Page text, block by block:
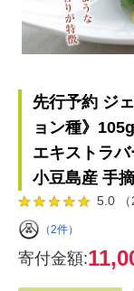
先行予約 ジ
ョン種》
エキストラ
小豆島産 手
5.0 （
（2件）
寄付金額: